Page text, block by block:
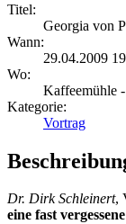
Titel:
Georgia von
Wann:
29.04.2009
Wo:
Kaffeemühle
Kategorie:
Vortrag
Dr. Dirk Schleinert,
eine fast